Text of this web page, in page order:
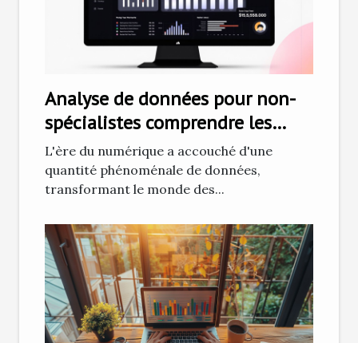
Analyse de données pour non-
spécialistes comprendre les
bases pour mieux décider
L'ère du numérique a accouché d'une
quantité phénoménale de données,
transformant le monde des...